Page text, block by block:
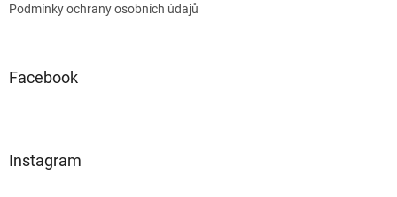
Podmínky ochrany osobních údajů
Facebook
Instagram